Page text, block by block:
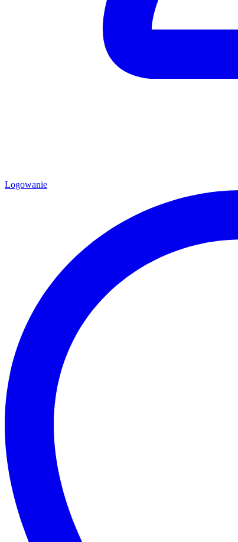
Logowanie